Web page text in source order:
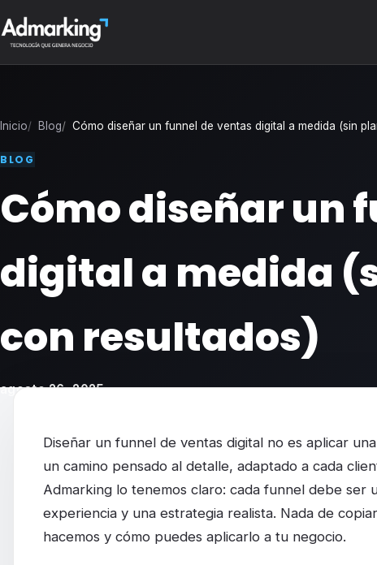
Inicio Blog Cómo diseñar un funnel de ventas digital a medida (sin
BLOG
Cómo diseñar un
digital a medida
con resultados)
agosto 26, 2025
Diseñar un funnel de ventas digital no es aplicar
un camino pensado al detalle, adaptado a cada
Admarking lo tenemos claro: cada funnel debe ser
experiencia y una estrategia realista. Nada de
hacemos y cómo puedes aplicarlo a tu negocio.